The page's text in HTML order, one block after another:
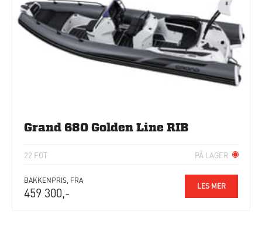
Grand 680 Golden Line RIB
22 FOT PÅ LAGER
BAKKENPRIS, FRA
459 300,- LES MER